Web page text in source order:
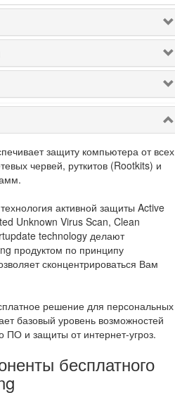
защиту компьютера от всех
червей, руткитов (Rootkits) и
активной защиты Active
Unknown Virus Scan, Clean
technology делают
продуктом по принципу
сконцентрироваться Вам
решение для персональных
базовый уровень возможностей
ПО и защиты от интернет-угроз.
бесплатного